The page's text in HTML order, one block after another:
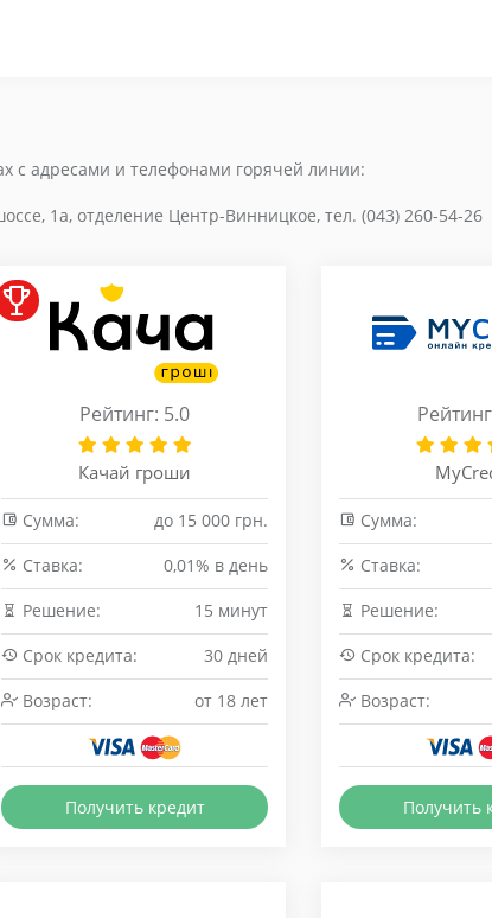
с адресами и телефонами горячей линии:
1а, отделение Центр-Винницкое, тел. (043) 260-54-26
Рейтинг: 5.0
Качай гроши
Сумма:
до 15 000 грн.
Cтавка:
0,01% в день
Решение:
15 минут
Срок кредита:
30 дней
Возраст:
от 18 лет
Получить кредит
Сумма:
Cтавка:
Решение:
Срок кредита:
Возраст:
Получить